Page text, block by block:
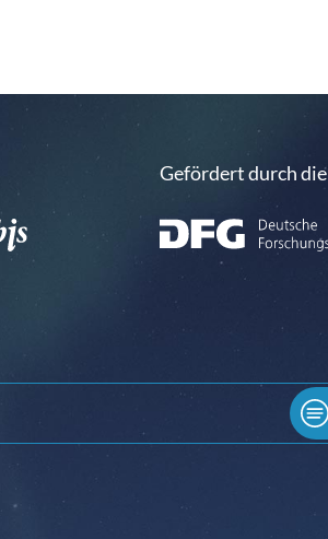
Gefördert durch die